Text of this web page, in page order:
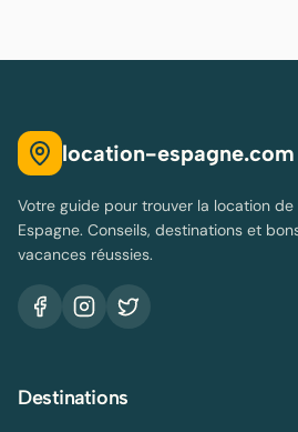
location-espagne.com
Votre guide pour trouver la location
Espagne. Conseils, destinations et
vacances réussies.
Destinations